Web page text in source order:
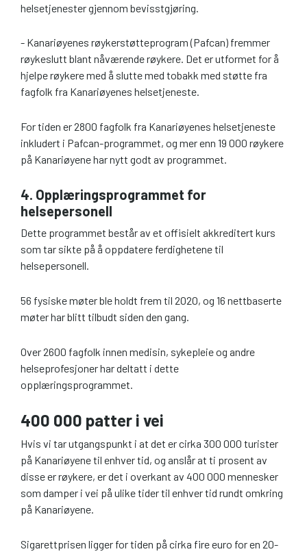
helsetjenester gjennom bevisstgjøring.
- Kanariøyenes røykerstøtteprogram (Pafcan) fremmer
røykeslutt blant nåværende røykere. Det er utformet for å
hjelpe røykere med å slutte med tobakk med støtte fra
fagfolk fra Kanariøyenes helsetjeneste.
For tiden er 2800 fagfolk fra Kanariøyenes helsetjeneste
inkludert i Pafcan-programmet, og mer enn 19 000 røykere
på Kanariøyene har nytt godt av programmet.
4. Opplæringsprogrammet for
helsepersonell
Dette programmet består av et offisielt akkreditert kurs
som tar sikte på å oppdatere ferdighetene til
helsepersonell.
56 fysiske møter ble holdt frem til 2020, og 16 nettbaserte
møter har blitt tilbudt siden den gang.
Over 2600 fagfolk innen medisin, sykepleie og andre
helseprofesjoner har deltatt i dette
opplæringsprogrammet.
400 000 patter i vei
Hvis vi tar utgangspunkt i at det er cirka 300 000 turister
på Kanariøyene til enhver tid, og anslår at ti prosent av
disse er røykere, er det i overkant av 400 000 mennesker
som damper i vei på ulike tider til enhver tid rundt omkring
på Kanariøyene.
Sigarettprisen ligger for tiden på cirka fire euro for en 20-